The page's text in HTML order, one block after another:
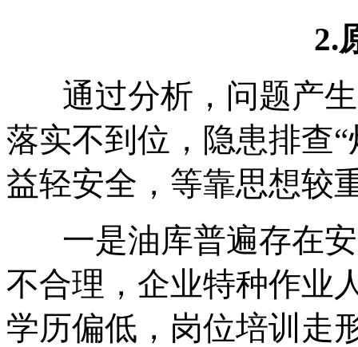
2.
通过分析，问题产
落实不到位，隐患排查
益轻安全，等靠思想较
一是油库普遍存在
不合理，企业特种作业
学历偏低，岗位培训走